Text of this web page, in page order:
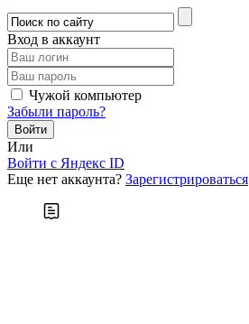
Вход в аккаунт
Чужой компьютер
Забыли пароль?
Или
Войти c Яндекс ID
Еще нет аккаунта? Зарегистрироваться